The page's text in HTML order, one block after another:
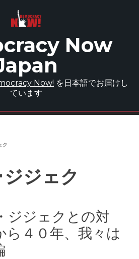
Now
Now! を日本語でお届けし
ています
ク
ジェク
ジジェクとの対
４０年、我々は